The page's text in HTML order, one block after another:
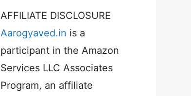
AFFILIATE DISCLOSURE
Aarogyaved.in is a
participant in the Amazon
Services LLC Associates
Program, an affiliate